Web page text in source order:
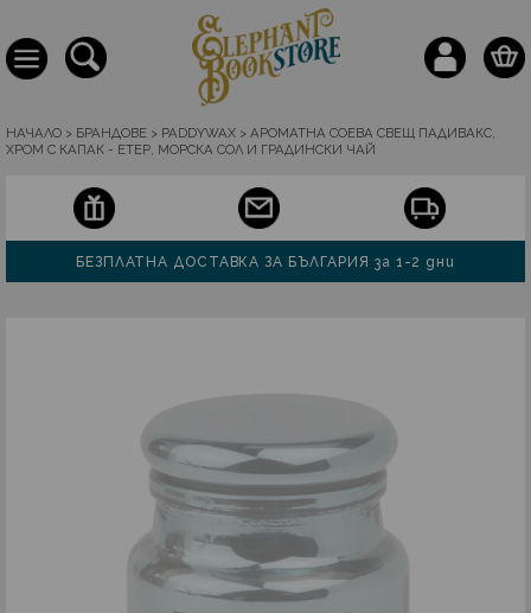
НАЧАЛО > БРАНДОВЕ > PADDYWAX > АРОМАТНА СОЕВА СВЕЩ ПАДИВАКС,
ХРОМ С КАПАК - ЕТЕР, МОРСКА СОЛ И ГРАДИНСКИ ЧАЙ
БЕЗПЛАТНА ДОСТАВКА ЗА БЪЛГАРИЯ за 1-2 дни